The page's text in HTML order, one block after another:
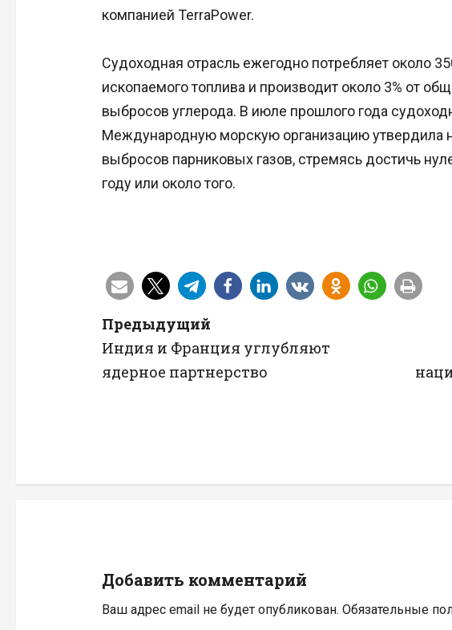
компанией TerraPower.
Судоходная отрасль ежегодно потребляет около
ископаемого топлива и производит около 3% от
выбросов углерода. В июле прошлого года
Международную морскую организацию утвердила
выбросов парниковых газов, стремясь достичь
году или около того.
Н
а
а
я
Предыдущий
Индия и Франция углубляют
ядерное партнерство
Добавить комментарий
Ваш адрес email не будет опубликован. Обязательные